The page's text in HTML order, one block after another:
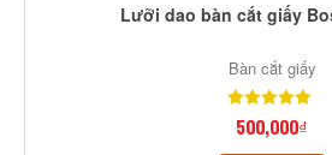
Lưỡi dao bàn cắt giấy
Bàn cắt giấy
500,000₫